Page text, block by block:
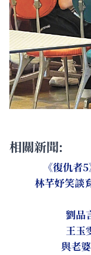
相關新聞:
《復仇者
林芊妤笑談
劉品
王玉
與老